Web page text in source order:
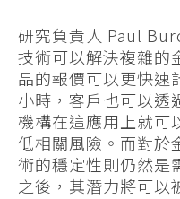
研究負責人 Paul
技術可以解決複雜的
品的報價可以更快速
小時，客戶也可以透
機構在這應用上就可
低相關風險。而對於
術的穩定性則仍然是
之後，其潛力將可以